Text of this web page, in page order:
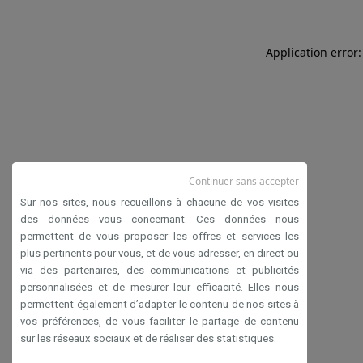
Application
Sur nos sites, nous recueillons à chacune de vos visites
des données vous concernant. Ces données nous
permettent de vous proposer les offres et services les
plus pertinents pour vous, et de vous adresser, en direct ou
via des partenaires, des communications et publicités
personnalisées et de mesurer leur efficacité. Elles nous
permettent également d’adapter le contenu de nos sites à
vos préférences, de vous faciliter le partage de contenu
sur les réseaux sociaux et de réaliser des statistiques.
Continuer sans accepter